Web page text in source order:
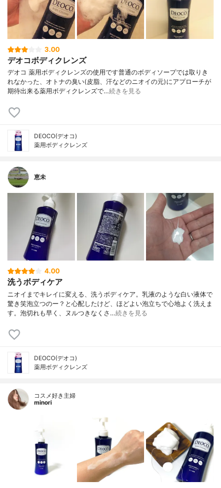
3.00
デオコボディクレンズ
デオコ 薬用ボディクレンズの使用です普通のボディソープでは取りき
れなかった、オトナの臭い(皮脂、汗などのニオイの元)にアプローチが
期待出来る薬用ボディクレンズで…続きを見る
DEOCO(デオコ)
薬用ボディクレンズ
恵未
4.00
洗うボディケア
ニオイまでキレイに変える、洗うボディケア。乳液のような白い液体で
驚き笑泡立つのー？と心配したけど、ほどよい泡立ちで心地よく洗えま
す。泡切れも早く、ヌルつきなくさ…続きを見る
DEOCO(デオコ)
薬用ボディクレンズ
コスメ好き主婦
minori